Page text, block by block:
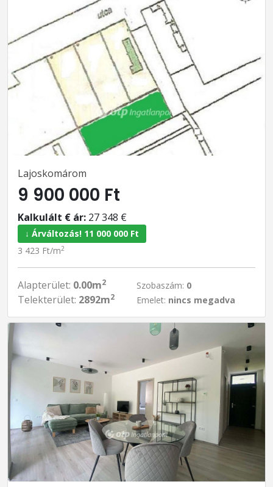
Lajoskomárom
9 900 000 Ft
Kalkulált € ár: 27 348 €
↓ Árváltozás! 11 000 000 Ft
3 423 Ft/m2
Alapterület: 0.00m2
Telekterület: 2892m2
Szobaszám: 0
Emelet: nincs megadva